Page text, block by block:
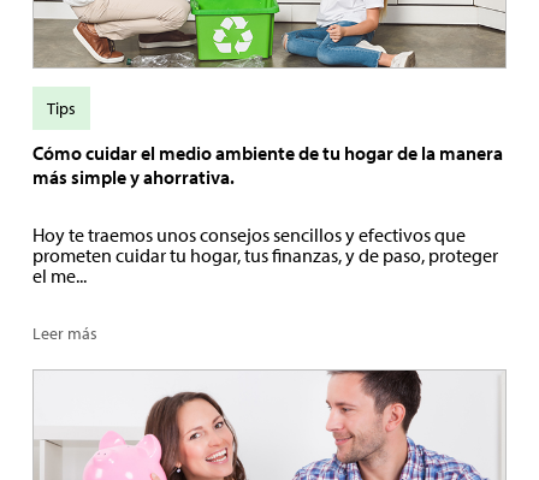
Cómo cuidar el medio ambiente de tu hogar de la manera
más simple y ahorrativa.
Hoy te traemos unos consejos sencillos y efectivos que
prometen cuidar tu hogar, tus finanzas, y de paso, proteger
el me...
Leer más
Tips